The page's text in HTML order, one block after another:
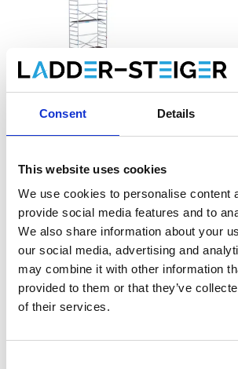
Consent Details
This website uses cookies
We use cookies to personalise content
provide social media features and to
We also share information about your
our social media, advertising and
may combine it with other information
provided to them or that they’ve
of their services.
Original 90x250
€2.589,00 €3.201,82
Exkl. MwSt
Produkt anzeigen
Exkl. MwSt